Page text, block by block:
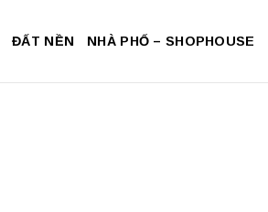
ĐẤT NỀN NHÀ PHỐ – SHOPHOUSE